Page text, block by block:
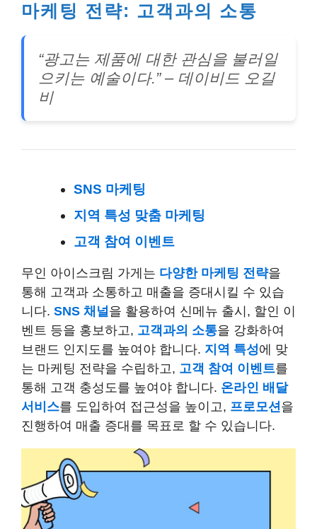
마케팅 전략: 고객과의 소통
“광고는 제품에 대한 관심을 불러일
으키는 예술이다.” – 데이비드 오길
비
SNS 마케팅
지역 특성 맞춤 마케팅
고객 참여 이벤트
무인 아이스크림 가게는 다양한 마케팅 전략을
통해 고객과 소통하고 매출을 증대시킬 수 있습
니다. SNS 채널을 활용하여 신메뉴 출시, 할인 이
벤트 등을 홍보하고, 고객과의 소통을 강화하여
브랜드 인지도를 높여야 합니다. 지역 특성에 맞
는 마케팅 전략을 수립하고, 고객 참여 이벤트를
통해 고객 충성도를 높여야 합니다. 온라인 배달
서비스를 도입하여 접근성을 높이고, 프로모션을
진행하여 매출 증대를 목표로 할 수 있습니다.